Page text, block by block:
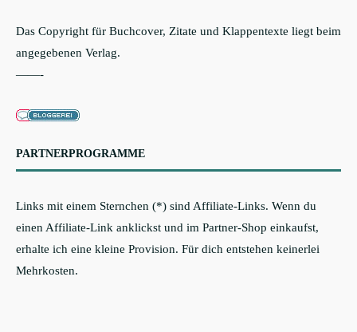
Das Copyright für Buchcover, Zitate und Klappentexte liegt beim
angegebenen Verlag.
——-
PARTNERPROGRAMME
Links mit einem Sternchen (*) sind Affiliate-Links. Wenn du
einen Affiliate-Link anklickst und im Partner-Shop einkaufst,
erhalte ich eine kleine Provision. Für dich entstehen keinerlei
Mehrkosten.